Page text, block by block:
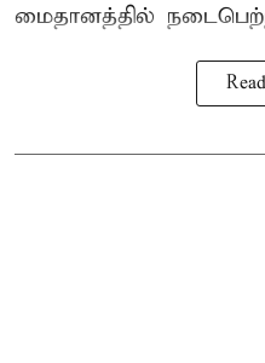
மைதானத்தில்